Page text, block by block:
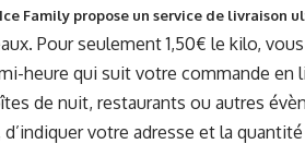
Ice Family propose un service de livraison
Pour seulement 1,50€ le kilo,
heure qui suit votre commande en
de nuit, restaurants ou autres
votre adresse et la